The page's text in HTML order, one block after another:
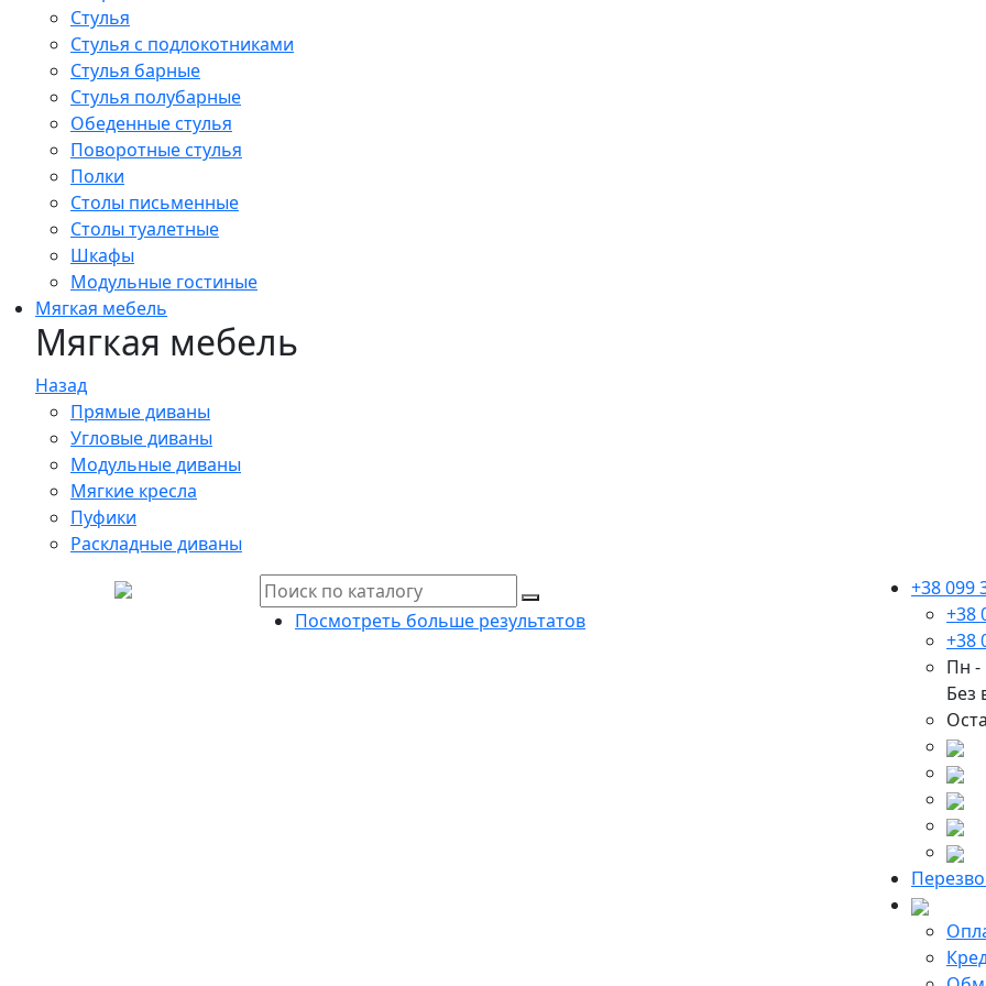
Стулья
Стулья с подлокотниками
Стулья барные
Стулья полубарные
Обеденные стулья
Поворотные стулья
Полки
Столы письменные
Столы туалетные
Шкафы
Модульные гостиные
Мягкая мебель
Мягкая мебель
Назад
Прямые диваны
Угловые диваны
Модульные диваны
Мягкие кресла
Пуфики
Раскладные диваны
Посмотреть больше результатов
+38 099
+38
+38
Пн -
Без